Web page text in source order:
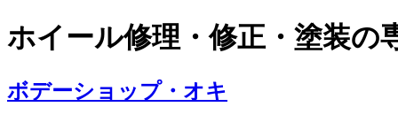
コ
ン
ン
ツ
ホイール修理・修正・塗装の
ボデーショップ・オキ